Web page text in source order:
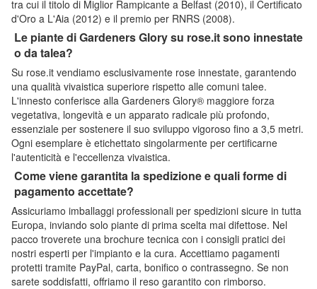
tra cui il titolo di Miglior Rampicante a Belfast (2010), il Certificato
d'Oro a L'Aia (2012) e il premio per RNRS (2008).
Le piante di Gardeners Glory su rose.it sono innestate
o da talea?
Su rose.it vendiamo esclusivamente rose innestate, garantendo
una qualità vivaistica superiore rispetto alle comuni talee.
L'innesto conferisce alla Gardeners Glory® maggiore forza
vegetativa, longevità e un apparato radicale più profondo,
essenziale per sostenere il suo sviluppo vigoroso fino a 3,5 metri.
Ogni esemplare è etichettato singolarmente per certificarne
l'autenticità e l'eccellenza vivaistica.
Come viene garantita la spedizione e quali forme di
pagamento accettate?
Assicuriamo imballaggi professionali per spedizioni sicure in tutta
Europa, inviando solo piante di prima scelta mai difettose. Nel
pacco troverete una brochure tecnica con i consigli pratici dei
nostri esperti per l'impianto e la cura. Accettiamo pagamenti
protetti tramite PayPal, carta, bonifico o contrassegno. Se non
sarete soddisfatti, offriamo il reso garantito con rimborso.